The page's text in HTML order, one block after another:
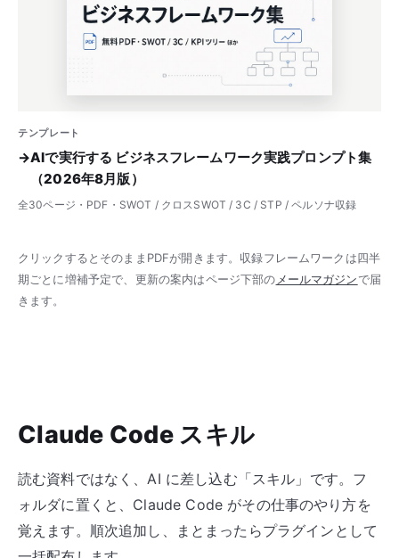
テンプレート
→AIで実行する ビジネスフレームワーク実践プロンプト集
（2026年8月版）
全30ページ・PDF・SWOT / クロスSWOT / 3C / STP / ペルソナ収録
クリックするとそのままPDFが開きます。収録フレームワークは四半
期ごとに増補予定で、更新の案内はページ下部の メールマガジンで届
きます。
Claude Code スキル
読む資料ではなく、AI に差し込む「スキル」です。フ
ォルダに置くと、Claude Code がその仕事のやり方を
覚えます。順次追加し、まとまったらプラグインとして